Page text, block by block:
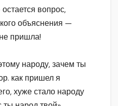
вопрос,
объяснения —
пришла!
народу, зачем ты
как пришел я
хуже стало народу